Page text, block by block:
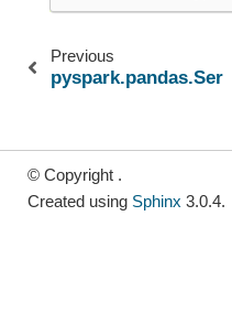
Previous
© Copyright .
Created using Sphinx 3.0.4.